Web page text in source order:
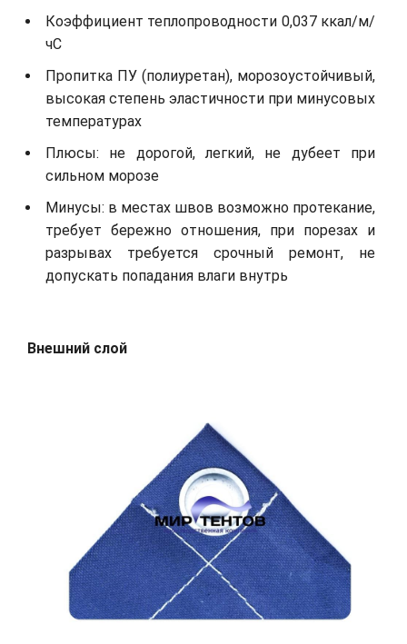
Коэффициент теплопроводности 0,037 ккал/м/
чС
Пропитка ПУ (полиуретан), морозоустойчивый,
высокая степень эластичности при минусовых
температурах
Плюсы: не дорогой, легкий, не дубеет при
сильном морозе
Минусы: в местах швов возможно протекание,
требует бережно отношения, при порезах и
разрывах требуется срочный ремонт, не
допускать попадания влаги внутрь
Внешний слой